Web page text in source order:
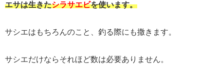
エサは生きたシラサエビを使います。
サシエはもちろんのこと、釣る際にも撒きます。
サシエだけならそれほど数は必要ありません。